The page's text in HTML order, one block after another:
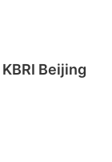
Beijing